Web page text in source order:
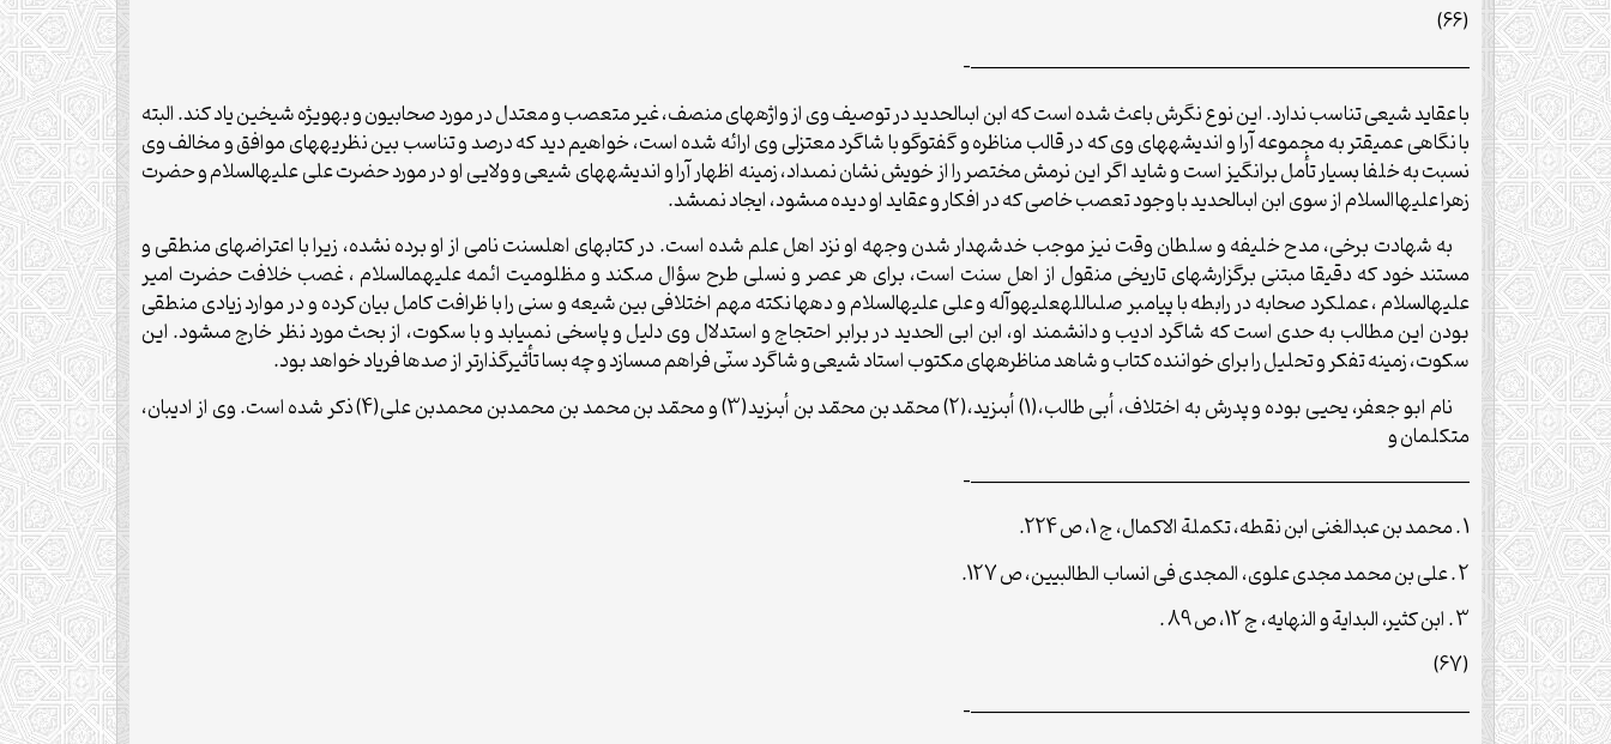
(66)
——————————————————————————–
با عقاید شیعى تناسب ندارد. این نوع نگرش باعث شده است که ابن ابى‏الحدید در توصیف وى از واژه‏هاى منصف، غیر متعصب و معتدل در مورد صحابیون و به‏ویژه شیخین یاد کند. البته
با نگاهى عمیق‏تر به مجموعه آرا و اندیشه‏هاى وى که در قالب مناظره و گفت‏وگو با شاگرد معتزلى وى ارائه شده است، خواهیم دید که درصد و تناسب بین نظریه‏هاى موافق و مخالف وى
نسبت به خلفا بسیار تأمل برانگیز است و شاید اگر این نرمش مختصر را از خویش نشان نمى‏داد، زمینه اظهار آرا و اندیشه‏هاى شیعى و ولایى او در مورد حضرت على علیه‏السلام و حضرت
زهرا علیهاالسلام از سوى ابن ابى‏الحدید با وجود تعصب خاصى که در افکار و عقاید او دیده مى‏شود، ایجاد نمى‏شد.
به شهادت برخى، مدح خلیفه و سلطان وقت نیز موجب خدشه‏دار شدن وجهه او نزد اهل علم شده است. در کتاب‏هاى اهل‏سنت نامى از او برده نشده، زیرا با اعتراض‏هاى منطقى و
مستند خود که دقیقا مبتنى برگزارش‏هاى تاریخى منقول از اهل سنت است، براى هر عصر و نسلى طرح سؤال مى‏کند و مظلومیت ائمه علیهم‏السلام ، غصب خلافت حضرت امیر
علیه‏السلام ، عملکرد صحابه در رابطه با پیامبر صلى‏الله‏علیه‏و‏آله و على علیه‏السلام و ده‏ها نکته مهم اختلافى بین شیعه و سنى را با ظرافت کامل بیان کرده و در موارد زیادى منطقى
بودن این مطالب به حدى است که شاگرد ادیب و دانشمند او، ابن ابى الحدید در برابر احتجاج و استدلال وى دلیل و پاسخى نمى‏یابد و با سکوت، از بحث مورد نظر خارج مى‏شود. این
سکوت، زمینه تفکر و تحلیل را براى خواننده کتاب و شاهد مناظره‏هاى مکتوب استاد شیعى و شاگرد سنّى فراهم مى‏سازد و چه بسا تأثیرگذارتر از صدها فریاد خواهد بود.
نام ابو جعفر، یحیى بوده و پدرش به اختلاف، أبى طالب،(1) أبى‏زید،(2) محمّد بن محمّد بن أبى‏زید(3) و محمّد بن محمد بن محمدبن محمدبن على(4) ذکر شده است. وى از ادیبان،
متکلمان و
——————————————————————————–
1 . محمد بن عبدالغنى ابن نقطه، تکملة الاکمال، ج 1، ص 224.
2 . على بن محمد مجدى علوى، المجدى فى انساب الطالبیین، ص 127.
3 . ابن کثیر، البدایة و النهایه، ج 12، ص 89 .
(67)
——————————————————————————–